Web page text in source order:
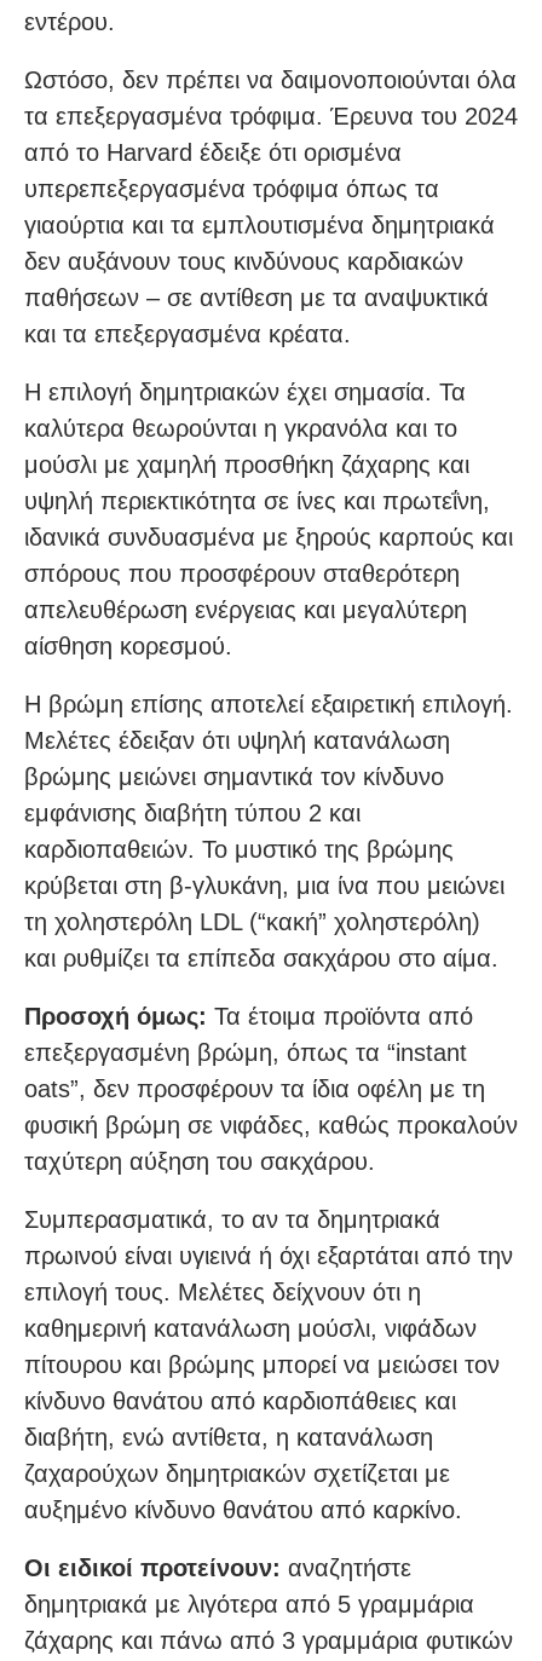
εντέρου.
Ωστόσο, δεν πρέπει να δαιμονοποιούνται όλα
τα επεξεργασμένα τρόφιμα. Έρευνα του 2024
από το Harvard έδειξε ότι ορισμένα
υπερεπεξεργασμένα τρόφιμα όπως τα
γιαούρτια και τα εμπλουτισμένα δημητριακά
δεν αυξάνουν τους κινδύνους καρδιακών
παθήσεων – σε αντίθεση με τα αναψυκτικά
και τα επεξεργασμένα κρέατα.
Η επιλογή δημητριακών έχει σημασία. Τα
καλύτερα θεωρούνται η γκρανόλα και το
μούσλι με χαμηλή προσθήκη ζάχαρης και
υψηλή περιεκτικότητα σε ίνες και πρωτεΐνη,
ιδανικά συνδυασμένα με ξηρούς καρπούς και
σπόρους που προσφέρουν σταθερότερη
απελευθέρωση ενέργειας και μεγαλύτερη
αίσθηση κορεσμού.
Η βρώμη επίσης αποτελεί εξαιρετική επιλογή.
Μελέτες έδειξαν ότι υψηλή κατανάλωση
βρώμης μειώνει σημαντικά τον κίνδυνο
εμφάνισης διαβήτη τύπου 2 και
καρδιοπαθειών. Το μυστικό της βρώμης
κρύβεται στη β-γλυκάνη, μια ίνα που μειώνει
τη χοληστερόλη LDL (“κακή” χοληστερόλη)
και ρυθμίζει τα επίπεδα σακχάρου στο αίμα.
Προσοχή όμως: Τα έτοιμα προϊόντα από
επεξεργασμένη βρώμη, όπως τα “instant
oats”, δεν προσφέρουν τα ίδια οφέλη με τη
φυσική βρώμη σε νιφάδες, καθώς προκαλούν
ταχύτερη αύξηση του σακχάρου.
Συμπερασματικά, το αν τα δημητριακά
πρωινού είναι υγιεινά ή όχι εξαρτάται από την
επιλογή τους. Μελέτες δείχνουν ότι η
καθημερινή κατανάλωση μούσλι, νιφάδων
πίτουρου και βρώμης μπορεί να μειώσει τον
κίνδυνο θανάτου από καρδιοπάθειες και
διαβήτη, ενώ αντίθετα, η κατανάλωση
ζαχαρούχων δημητριακών σχετίζεται με
αυξημένο κίνδυνο θανάτου από καρκίνο.
Οι ειδικοί προτείνουν: αναζητήστε
δημητριακά με λιγότερα από 5 γραμμάρια
ζάχαρης και πάνω από 3 γραμμάρια φυτικών